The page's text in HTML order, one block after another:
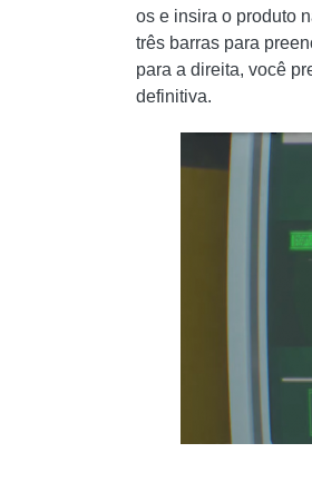
os e insira o produto
três barras para
para a direita, você
definitiva.